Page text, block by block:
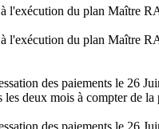
à l'exécution du plan
à l'exécution du plan
des paiements le 26
deux mois à compter de la
des paiements le 26